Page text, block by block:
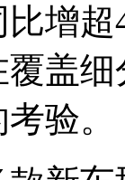
增
盖
验。